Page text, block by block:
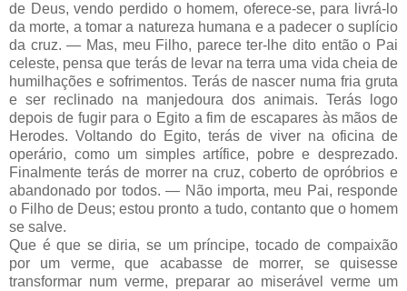
de Deus, vendo perdido o homem, oferece-se, para livrá-lo
da morte, a tomar a natureza humana e a padecer o suplício
da cruz. — Mas, meu Filho, parece ter-lhe dito então o Pai
celeste, pensa que terás de levar na terra uma vida cheia de
humilhações e sofrimentos. Terás de nascer numa fria gruta
e ser reclinado na manjedoura dos animais. Terás logo
depois de fugir para o Egito a fim de escapares às mãos de
Herodes. Voltando do Egito, terás de viver na oficina de
operário, como um simples artífice, pobre e desprezado.
Finalmente terás de morrer na cruz, coberto de opróbrios e
abandonado por todos. — Não importa, meu Pai, responde
o Filho de Deus; estou pronto a tudo, contanto que o homem
se salve.
Que é que se diria, se um príncipe, tocado de compaixão
por um verme, que acabasse de morrer, se quisesse
transformar num verme, preparar ao miserável verme um